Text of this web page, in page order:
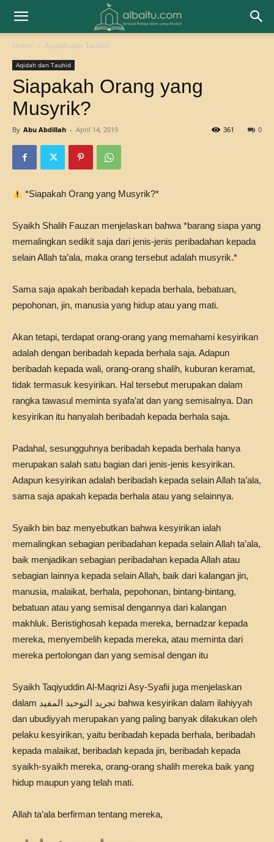
Home Aqidah dan Tauhid
Aqidah dan Tauhid
Siapakah Orang yang
Musyrik?
By Abu Abdillah - April 14, 2019 0
361
*Siapakah Orang yang Musyrik?*
Syaikh Shalih Fauzan menjelaskan bahwa *barang siapa yang
memalingkan sedikit saja dari jenis-jenis peribadahan kepada
selain Allah ta’ala, maka orang tersebut adalah musyrik.*
Sama saja apakah beribadah kepada berhala, bebatuan,
pepohonan, jin, manusia yang hidup atau yang mati.
Akan tetapi, terdapat orang-orang yang memahami kesyirikan
adalah dengan beribadah kepada berhala saja. Adapun
beribadah kepada wali, orang-orang shalih, kuburan keramat,
tidak termasuk kesyirikan. Hal tersebut merupakan dalam
rangka tawasul meminta syafa’at dan yang semisalnya. Dan
kesyirikan itu hanyalah beribadah kepada berhala saja.
Padahal, sesungguhnya beribadah kepada berhala hanya
merupakan salah satu bagian dari jenis-jenis kesyirikan.
Adapun kesyirikan adalah beribadah kepada selain Allah ta’ala,
sama saja apakah kepada berhala atau yang selainnya.
Syaikh bin baz menyebutkan bahwa kesyirikan ialah
memalingkan sebagian peribadahan kepada selain Allah ta’ala,
baik menjadikan sebagian peribadahan kepada Allah atau
sebagian lainnya kepada selain Allah, baik dari kalangan jin,
manusia, malaikat, berhala, pepohonan, bintang-bintang,
bebatuan atau yang semisal dengannya dari kalangan
makhluk. Beristighosah kepada mereka, bernadzar kepada
mereka, menyembelih kepada mereka, atau meminta dari
mereka pertolongan dan yang semisal dengan itu
Syaikh Taqiyuddin Al-Maqrizi Asy-Syafii juga menjelaskan
dalam تجريد التوحيد المفيد bahwa kesyirikan dalam ilahiyyah
dan ubudiyyah merupakan yang paling banyak dilakukan oleh
pelaku kesyirikan, yaitu beribadah kepada berhala, beribadah
kepada malaikat, beribadah kepada jin, beribadah kepada
syaikh-syaikh mereka, orang-orang shalih mereka baik yang
hidup maupun yang telah mati.
Allah ta’ala berfirman tentang mereka,